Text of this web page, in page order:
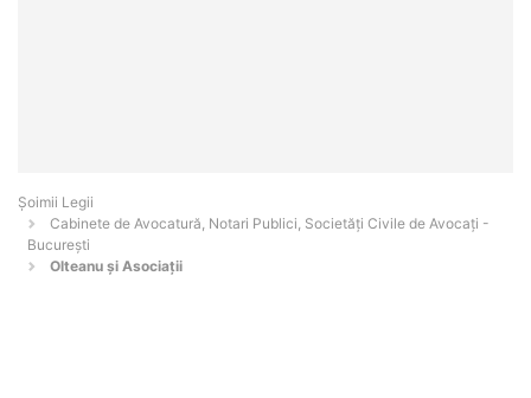
Șoimii Legii
Cabinete de Avocatură, Notari Publici, Societăți Civile de Avocați -
Bucureşti
Olteanu și Asociații